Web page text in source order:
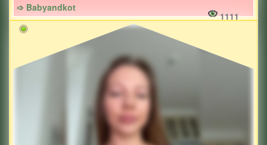
➩ Babyandkot
1111